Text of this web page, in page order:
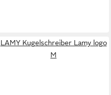
LAMY Kugelschreiber Lamy logo
M